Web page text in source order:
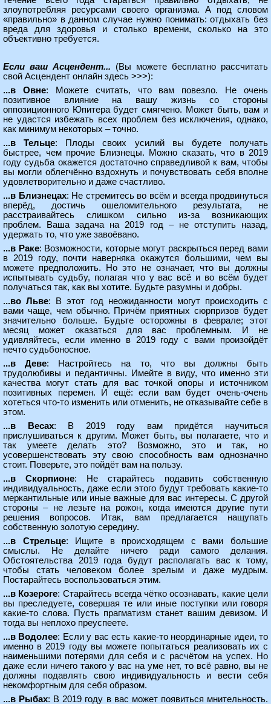
злоупотребляя ресурсами своего организма. А под словом
«правильно» в данном случае нужно понимать: отдыхать без
вреда для здоровья и столько времени, сколько на это
объективно требуется.
Если ваш Асцендент... (Вы можете бесплатно рассчитать
свой Асцендент онлайн здесь >>>):
...в Овне: Можете считать, что вам повезло. Не очень
позитивное влияние на вашу жизнь со стороны
оппозиционного Юпитера будет смягчено. Может быть, вам и
не удастся избежать всех проблем без исключения, однако,
как минимум некоторых – точно.
...в Тельце: Плоды своих усилий вы будете получать
быстрее, чем прочие Близнецы. Можно сказать, что в 2019
году судьба окажется достаточно справедливой к вам, чтобы
вы могли облегчённо вздохнуть и почувствовать себя вполне
удовлетворительно и даже счастливо.
...в Близнецах: Не стремитесь во всём и всегда продвинуться
вперёд, достичь ошеломительного результата, не
расстраивайтесь слишком сильно из-за возникающих
проблем. Ваша задача на 2019 год – не отступить назад,
удержать то, что уже завоёвано.
...в Раке: Возможности, которые могут раскрыться перед вами
в 2019 году, почти наверняка окажутся большими, чем вы
можете предположить. Но это не означает, что вы должны
испытывать судьбу, полагая что у вас всё и во всём будет
получаться так, как вы хотите. Будьте разумны и добры.
...во Льве: В этот год неожиданности могут происходить с
вами чаще, чем обычно. Причём приятных сюрпризов будет
значительно больше. Будьте осторожны в феврале; этот
месяц может оказаться для вас проблемным. И не
удивляйтесь, если именно в 2019 году с вами произойдёт
нечто судьбоносное.
...в Деве: Настройтесь на то, что вы должны быть
трудолюбивы и педантичны. Имейте в виду, что именно эти
качества могут стать для вас точкой опоры и источником
позитивных перемен. И ещё: если вам будет очень-очень
хотеться что-то изменить или отменить, не отказывайте себе в
этом.
...в Весах: В 2019 году вам придётся научиться
прислушиваться к другим. Может быть, вы полагаете, что и
так умеете делать это? Возможно, это и так, но
усовершенствовать эту свою способность вам однозначно
стоит. Поверьте, это пойдёт вам на пользу.
...в Скорпионе: Не старайтесь подавить собственную
индивидуальность, даже если этого будут требовать какие-то
меркантильные или иные важные для вас интересы. С другой
стороны – не лезьте на рожон, когда имеются другие пути
решения вопросов. Итак, вам предлагается нащупать
собственную золотую середину.
...в Стрельце: Ищите в происходящем с вами большие
смыслы. Не делайте ничего ради самого делания.
Обстоятельства 2019 года будут располагать вас к тому,
чтобы стать человеком более зрелым и даже мудрым.
Постарайтесь воспользоваться этим.
...в Козероге: Старайтесь всегда чётко осознавать, какие цели
вы преследуете, совершая те или иные поступки или говоря
какие-то слова. Пусть прагматизм станет вашим девизом. И
тогда вы неплохо преуспеете.
...в Водолее: Если у вас есть какие-то неординарные идеи, то
именно в 2019 году вы можете попытаться реализовать их с
наименьшими потерями для себя и с расчётом на успех. Но
даже если ничего такого у вас на уме нет, то всё равно, вы не
должны подавлять свою индивидуальность и вести себя
некомфортным для себя образом.
...в Рыбах: В 2019 году в вас может появиться мнительность.